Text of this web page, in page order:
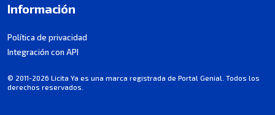
Información
Política de privacidad
Integración con API
© 2011-2026 Licita Ya es una marca registrada de Portal Genial. Todos los
derechos reservados.